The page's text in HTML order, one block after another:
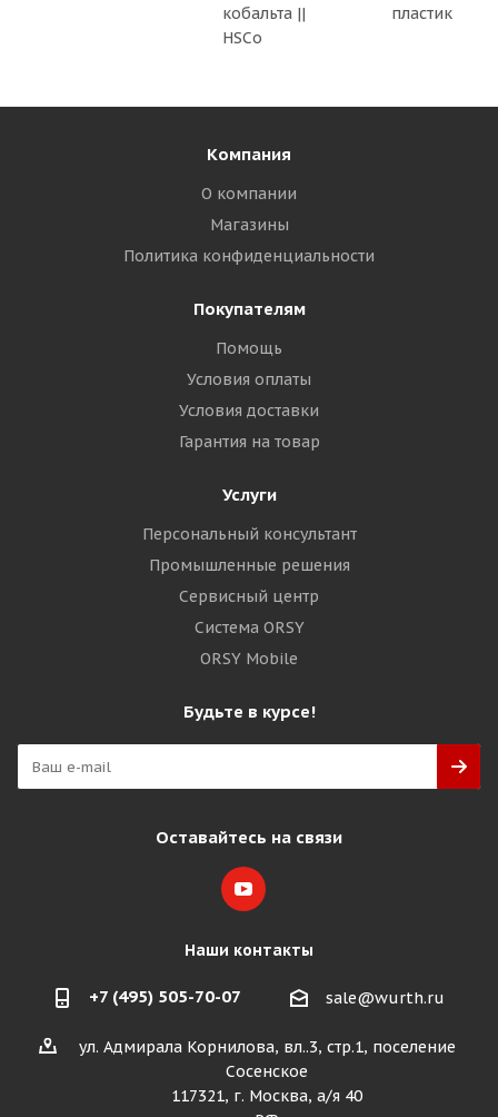
кобальта ||
HSCo
пластик
Компания
О компании
Магазины
Политика конфиденциальности
Покупателям
Помощь
Условия оплаты
Условия доставки
Гарантия на товар
Услуги
Персональный консультант
Промышленные решения
Сервисный центр
Система ORSY
ORSY Mobile
Будьте в курсе!
Оставайтесь на связи
Наши контакты
+7 (495) 505-70-07 sale@wurth.ru
ул. Адмирала Корнилова, вл..3, стр.1, поселение
Сосенское
117321, г. Москва, а/я 40